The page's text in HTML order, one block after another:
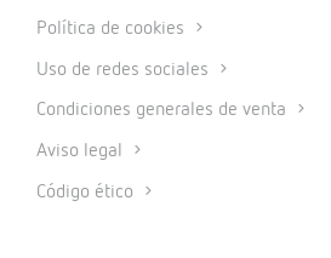
Política de cookies
Uso de redes sociales
Condiciones generales de venta
Aviso legal
Código ético